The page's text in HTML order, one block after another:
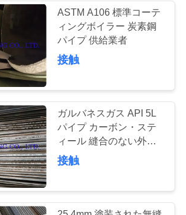
管
84
ねりの管
ASTM A106 標準コーテ
ィングボイラー 炭素鋼
パイプ 供給業者
接触
ガルバネスガス API 5L
パイプ カーボン・ステ
ィール 縫合のない外径
5-100mm
接触